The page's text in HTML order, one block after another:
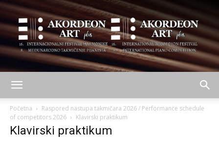
ART
Početna
Raspored nastupa takmičara 2026 / Performance schedule
of competitors 2026
Klavirski praktikum
Klavirski praktikum